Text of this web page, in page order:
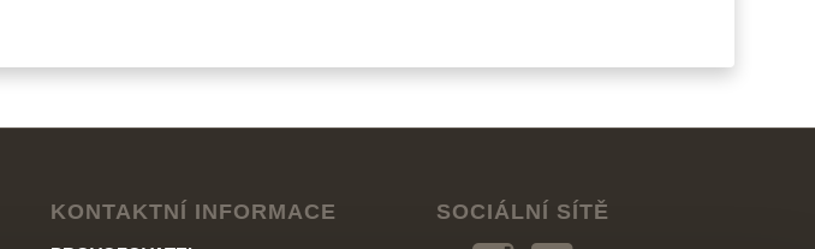
KONTAKTNÍ INFORMACE SOCIÁLNÍ SÍTĚ